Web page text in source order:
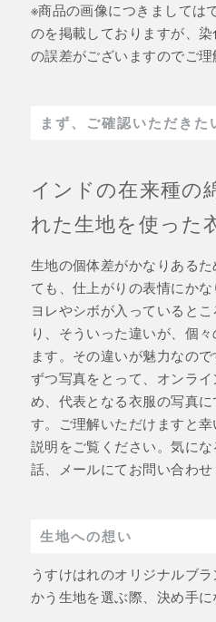
※商品の画像につきましては
のを掲載しておりますが、
の誤差がございますのでご理
まず、ご確認いただきた
インドの在来種の
れた生地を使った
生地の個体差がかなりある
ても、仕上がりの表情にかな
ヨレやシボが入っていると
り、そういった違いが、個
ます。その違いが魅力なの
ずつ写真をとって、オンラ
め、代表となる衣服の写真
す。ご理解いただけますと
説明をご覧ください。気に
話、メールにてお問い合わせ
生地への想い
うすけはれのオリジナルブ
かう生地を選ぶ際、決め手に